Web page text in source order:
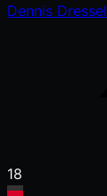
Dennis Dressel
18